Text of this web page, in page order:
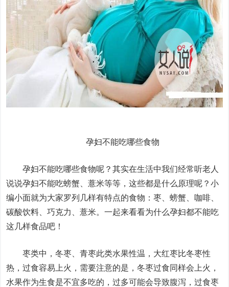
孕妇不能吃哪些食物​
孕妇不能吃哪些食物呢？其实在生活中我们经常听老人
说说孕妇不能吃螃蟹、薏米等等，这些都是什么原理呢？小
编小面就为大家罗列几样有特点的食物：枣、螃蟹、咖啡、
碳酸饮料、巧克力、薏米。一起来看看为什么孕妇都不能吃
这几样食品吧！
枣类中，冬枣、青枣此类水果性温，大红枣比冬枣性
热，过食容易上火，需要注意的是，冬枣过食同样会上火，
水果作为生食是不宜多吃的，过多可能会导致腹泻，过食枣